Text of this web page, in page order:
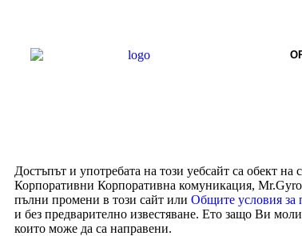
Достъпът и употребата на този уебсайт са обект на
Корпоративни Корпоративна комуникация,
пълни промени в този сайт или Общите условия за
и без предварително известяване. Ето защо Ви
които може да са направени.